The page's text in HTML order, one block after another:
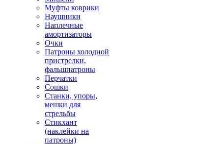
Муфты коврики
Наушники
Наплечные
амортизаторы
Очки
Патроны холодной
пристрелки,
фальшпатроны
Перчатки
Сошки
Станки, упоры,
мешки для
стрельбы
Стикхант
(наклейки на
патроны)